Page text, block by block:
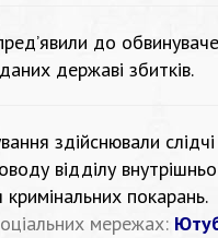
до
державі збитків.
здійснювали
відділу
покарань.
мережах: